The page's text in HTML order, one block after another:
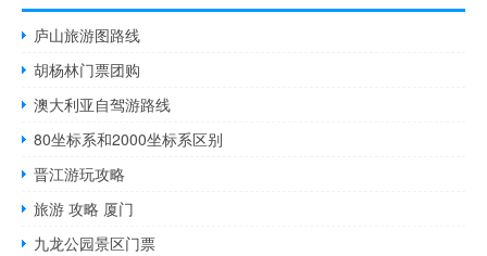
庐山旅游图路线
胡杨林门票团购
澳大利亚自驾游路线
80坐标系和2000坐标系区别
晋江游玩攻略
旅游 攻略 厦门
九龙公园景区门票